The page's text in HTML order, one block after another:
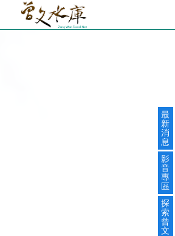
最
新
消
息
影
音
專
區
探
索
曾
文